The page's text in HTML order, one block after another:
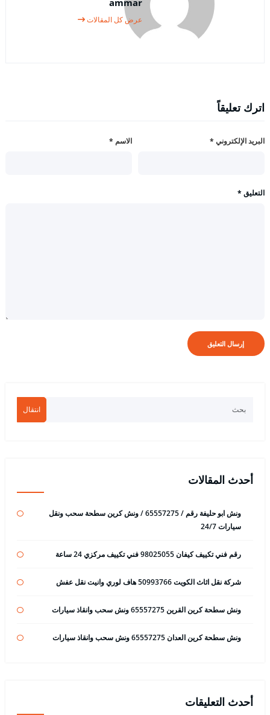
عرض كل المقالات
اترك تعليقاً
الاسم * البريد الإلكتروني *
التعليق *
انتقال
أحدث المقالات
ونش ابو حليفة رقم / 65557275 / ونش كرين سطحة سحب ونقل
سيارات 24/7
رقم فني تكييف كيفان 98025055 فني تكييف مركزي 24 ساعة
شركة نقل اثاث الكويت 50993766 هاف لوري وانيت نقل عفش
ونش سطحة كرين القرين 65557275 ونش سحب وانقاذ سيارات
ونش سطحة كرين العدان 65557275 ونش سحب وانقاذ سيارات
أحدث التعليقات